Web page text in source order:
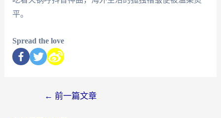
平。
Spread the love
← 前一篇文章